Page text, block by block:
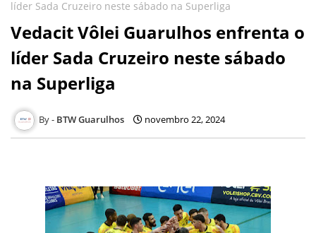
líder Sada Cruzeiro neste sábado na Superliga
Vedacit Vôlei Guarulhos enfrenta o
líder Sada Cruzeiro neste sábado
na Superliga
BTW Guarulhos novembro 22, 2024